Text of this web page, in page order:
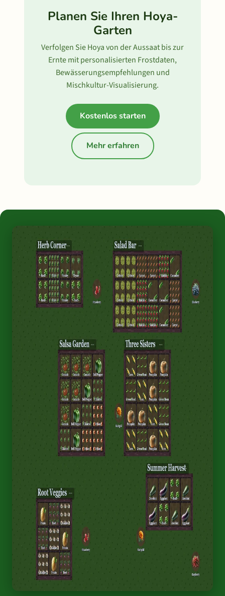
Planen Sie Ihren Hoya-
Garten
Verfolgen Sie Hoya von der Aussaat bis zur
Ernte mit personalisierten Frostdaten,
Bewässerungsempfehlungen und
Mischkultur-Visualisierung.
Kostenlos starten
Mehr erfahren